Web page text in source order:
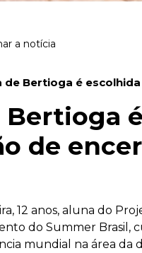
a notícia
de Bertioga é
Bertioga
de
12 anos, aluna do
do Summer Brasil,
mundial na área da